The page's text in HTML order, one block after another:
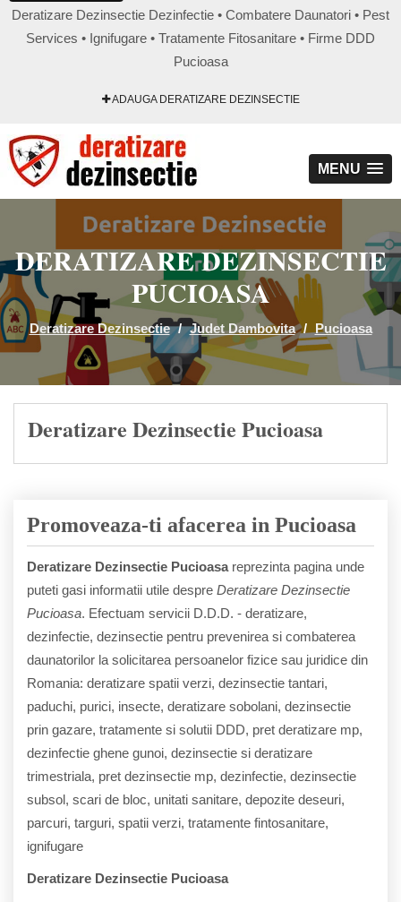
Deratizare Dezinsectie Dezinfectie • Combatere Daunatori • Pest
Services • Ignifugare • Tratamente Fitosanitare • Firme DDD
Pucioasa
ADAUGA DERATIZARE DEZINSECTIE
MENU
DERATIZARE DEZINSECTIE
PUCIOASA
Deratizare Dezinsectie / Judet Dambovita / Pucioasa
Deratizare Dezinsectie Pucioasa
Promoveaza-ti afacerea in Pucioasa
Deratizare Dezinsectie Pucioasareprezinta pagina unde
puteti gasi informatii utile despre Deratizare Dezinsectie
Pucioasa. Efectuam servicii D.D.D. - deratizare,
dezinfectie, dezinsectie pentru prevenirea si combaterea
daunatorilor la solicitarea persoanelor fizice sau juridice din
Romania: deratizare spatii verzi, dezinsectie tantari,
paduchi, purici, insecte, deratizare sobolani, dezinsectie
prin gazare, tratamente si solutii DDD, pret deratizare mp,
dezinfectie ghene gunoi, dezinsectie si deratizare
trimestriala, pret dezinsectie mp, dezinfectie, dezinsectie
subsol, scari de bloc, unitati sanitare, depozite deseuri,
parcuri, targuri, spatii verzi, tratamente fintosanitare,
ignifugare
Deratizare Dezinsectie Pucioasa